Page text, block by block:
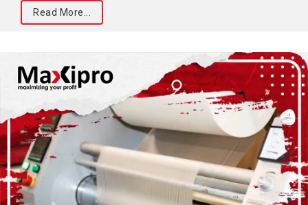
Read More...